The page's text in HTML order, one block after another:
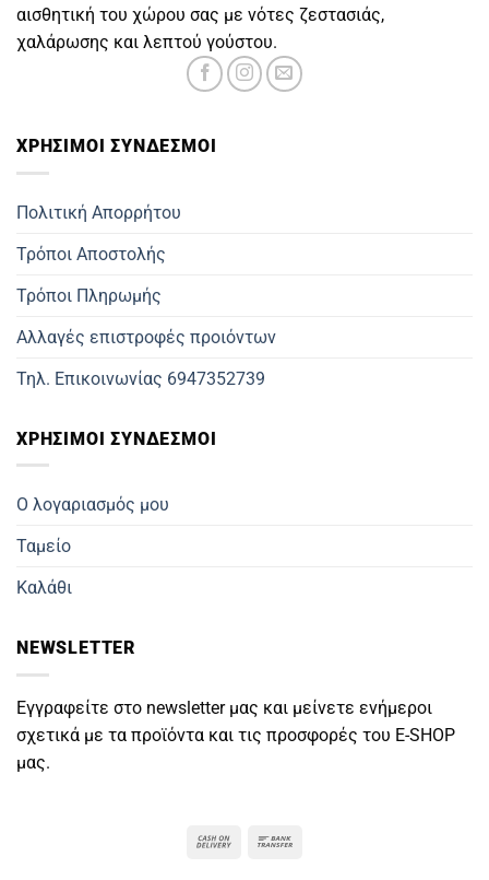
αισθητική του χώρου σας με νότες ζεστασιάς,
χαλάρωσης και λεπτού γούστου.
ΧΡΗΣΙΜOΙ ΣΥΝΔΕΣΜΟΙ
Πολιτική Απορρήτου
Τρόποι Αποστολής
Τρόποι Πληρωμής
Αλλαγές επιστροφές προιόντων
Τηλ. Επικοινωνίας 6947352739
ΧΡΗΣΙΜΟΙ ΣΥΝΔΕΣΜΟΙ
Ο λογαριασμός μου
Ταμείο
Καλάθι
NEWSLETTER
Εγγραφείτε στο newsletter μας και μείνετε ενήμεροι
σχετικά με τα προϊόντα και τις προσφορές του E-SHOP
μας.
Cash